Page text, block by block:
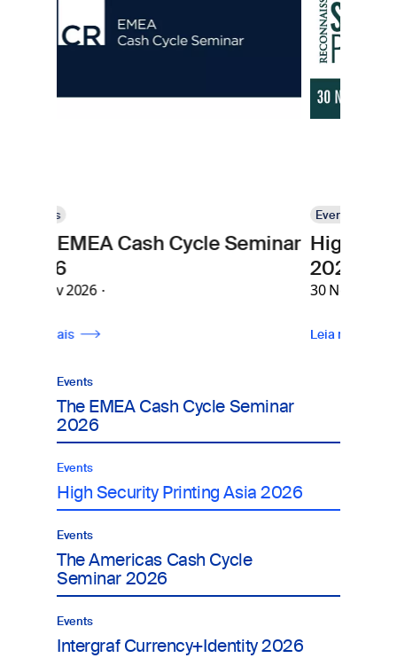
Cycle Seminar High Security Printing
Events
The EMEA Cash Cycle Seminar
2026
Events
High Security Printing Asia 2026
Events
The Americas Cash Cycle
Seminar 2026
Events
Intergraf Currency+Identity 2026